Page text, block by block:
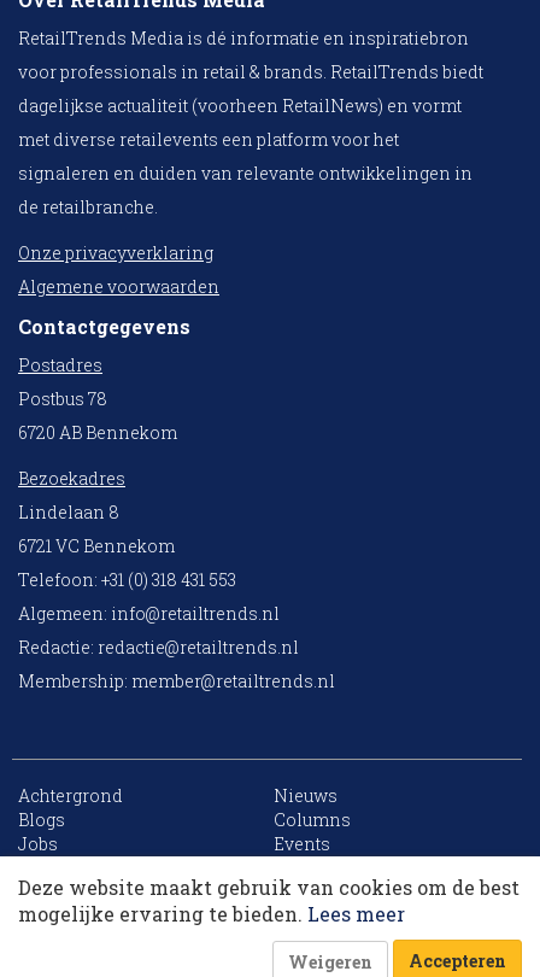
RetailTrends Media is dé informatie en inspiratiebron
voor professionals in retail & brands. RetailTrends biedt
dagelijkse actualiteit (voorheen RetailNews) en vormt
met diverse retailevents een platform voor het
signaleren en duiden van relevante ontwikkelingen in
de retailbranche.
Onze privacyverklaring
Algemene voorwaarden
Contactgegevens
Postadres
Postbus 78
6720 AB Bennekom
Bezoekadres
Lindelaan 8
6721 VC Bennekom
Telefoon: +31 (0) 318 431 553
Algemeen: info@retailtrends.nl
Redactie: redactie@retailtrends.nl
Membership: member@retailtrends.nl
Achtergrond
Nieuws
Blogs
Columns
Jobs
Events
Archief
Sitemap
Deze website maakt gebruik van cookies om de best
mogelijke ervaring te bieden. Lees meer
Weigeren Accepteren
10 collega’s
Korting op events